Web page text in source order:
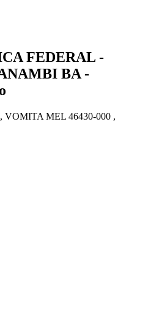
FEDERAL -
BA -
MEL 46430-000 ,